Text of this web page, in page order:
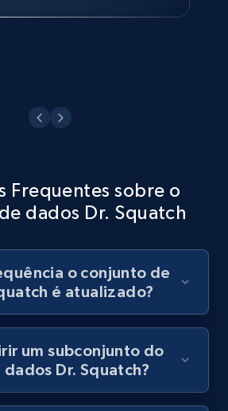
Frequentes sobre o
dados Dr. Squatch
o conjunto de
é atualizado?
um subconjunto do
Dr. Squatch?